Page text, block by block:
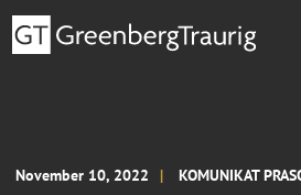
November 10, 2022 KOMUNIKAT